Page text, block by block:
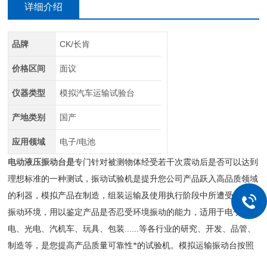
详细介绍
品牌 CK/长肯
价格区间 面议
仪器类型 模拟汽车运输试验台
产地类别 国产
应用领域 电子/电池
电动液压振动台是专门针对被测物体经受若干次震动后是否可以达到
理想标准的一种测试，振动试验机是提升您公司产品跃入高品质领域
的利器，模拟产品在制造，组装运输及使用执行阶段中所遭受的各种
振动环境，用以鉴定产品是否忍受环境振动的能力，适用于电子
电、光电、汽机车、玩具、包装 ......等各行业的研究、开发、品管、
制造等，是您提高产品质量可靠性*的试验机。模拟运输振动台按照